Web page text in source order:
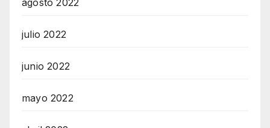
julio 2022
junio 2022
mayo 2022